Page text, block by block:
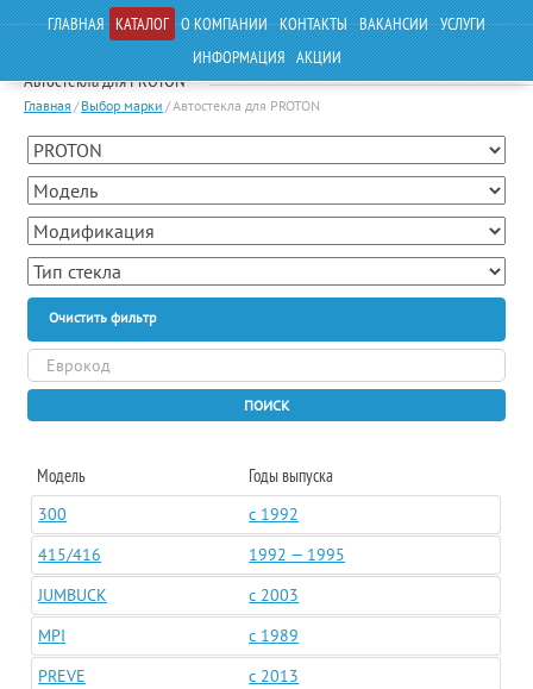
ГЛАВНАЯ КАТАЛОГ О КОМПАНИИ КОНТАКТЫ ВАКАНСИИ УСЛУГИ
ИНФОРМАЦИЯ АКЦИИ
Автостекла для PROTON
Главная / Выбор марки /Автостекла для PROTON
Очистить фильтр
ПОИСК
Модель Годы выпуска
300
c 1992
415/416
1992 — 1995
JUMBUCK
c 2003
MPI
c 1989
PREVE
c 2013